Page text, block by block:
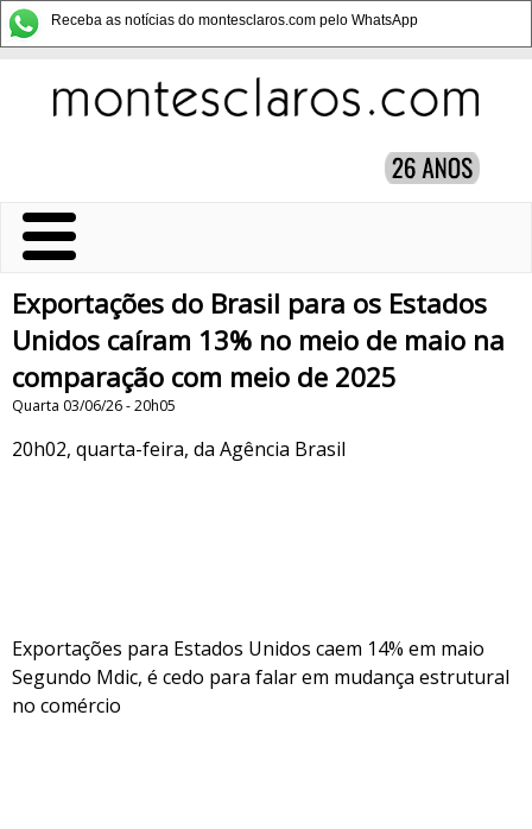
Receba as notícias do montesclaros.com pelo WhatsApp
Exportações do Brasil para os Estados
Unidos caíram 13% no meio de maio na
comparação com meio de 2025
Quarta 03/06/26 - 20h05
20h02, quarta-feira, da Agência Brasil
Exportações para Estados Unidos caem 14% em maio
Segundo Mdic, é cedo para falar em mudança estrutural
no comércio